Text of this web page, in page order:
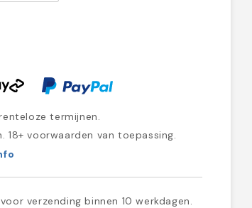
termijnen.
voorwaarden van toepassing.
verzending binnen 10 werkdagen.